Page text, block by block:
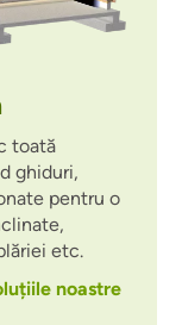
toată
ghiduri,
pentru o
etc.
noastre